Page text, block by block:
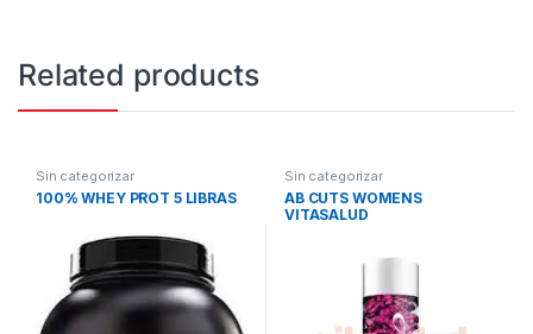
Related products
Sin categorizar
100% WHEY PROT 5 LIBRAS
Sin categorizar
AB CUTS WOMENS
VITASALUD